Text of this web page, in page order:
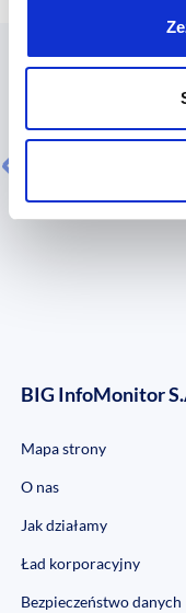
BIG InfoMonitor
Mapa strony
O nas
Jak działamy
Ład korporacyjny
Bezpieczeństwo danych